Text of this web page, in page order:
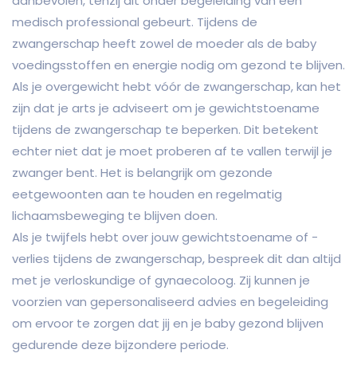
medisch professional gebeurt. Tijdens de
zwangerschap heeft zowel de moeder als de baby
voedingsstoffen en energie nodig om gezond te blijven.
Als je overgewicht hebt vóór de zwangerschap, kan het
zijn dat je arts je adviseert om je gewichtstoename
tijdens de zwangerschap te beperken. Dit betekent
echter niet dat je moet proberen af te vallen terwijl je
zwanger bent. Het is belangrijk om gezonde
eetgewoonten aan te houden en regelmatig
lichaamsbeweging te blijven doen.
Als je twijfels hebt over jouw gewichtstoename of -
verlies tijdens de zwangerschap, bespreek dit dan altijd
met je verloskundige of gynaecoloog. Zij kunnen je
voorzien van gepersonaliseerd advies en begeleiding
om ervoor te zorgen dat jij en je baby gezond blijven
gedurende deze bijzondere periode.